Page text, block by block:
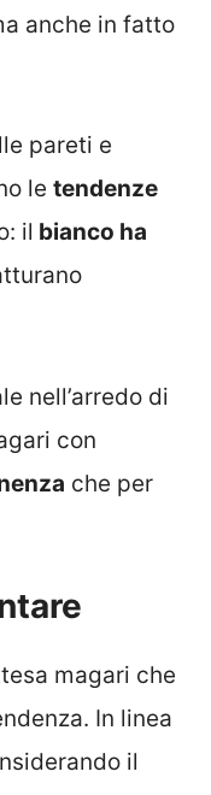
anche in fatto
pareti e
le tendenze
il bianco ha
nell’arredo di
con
che per
magari che
In linea
il